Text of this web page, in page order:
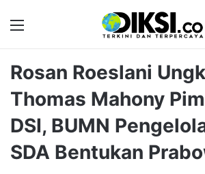
Menu
Rosan Roeslani
Thomas Mahony
DSI, BUMN
SDA Bentukan